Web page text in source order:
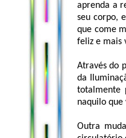
aprenda a
seu corpo,
que come
feliz e mais
Através do
da
totalmente
naquilo que
Outra